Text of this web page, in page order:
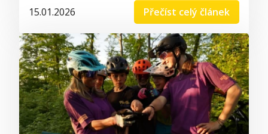
15.01.2026
Přečíst celý článek